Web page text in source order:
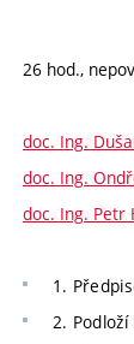
26 hod.,
doc. Ing.
doc. Ing.
doc. Ing. Petr
1.
2.